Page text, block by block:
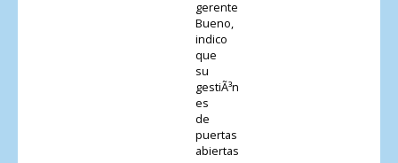
gerente
Bueno,
indico
que
su
gestiÃ³n
es
de
puertas
abiertas